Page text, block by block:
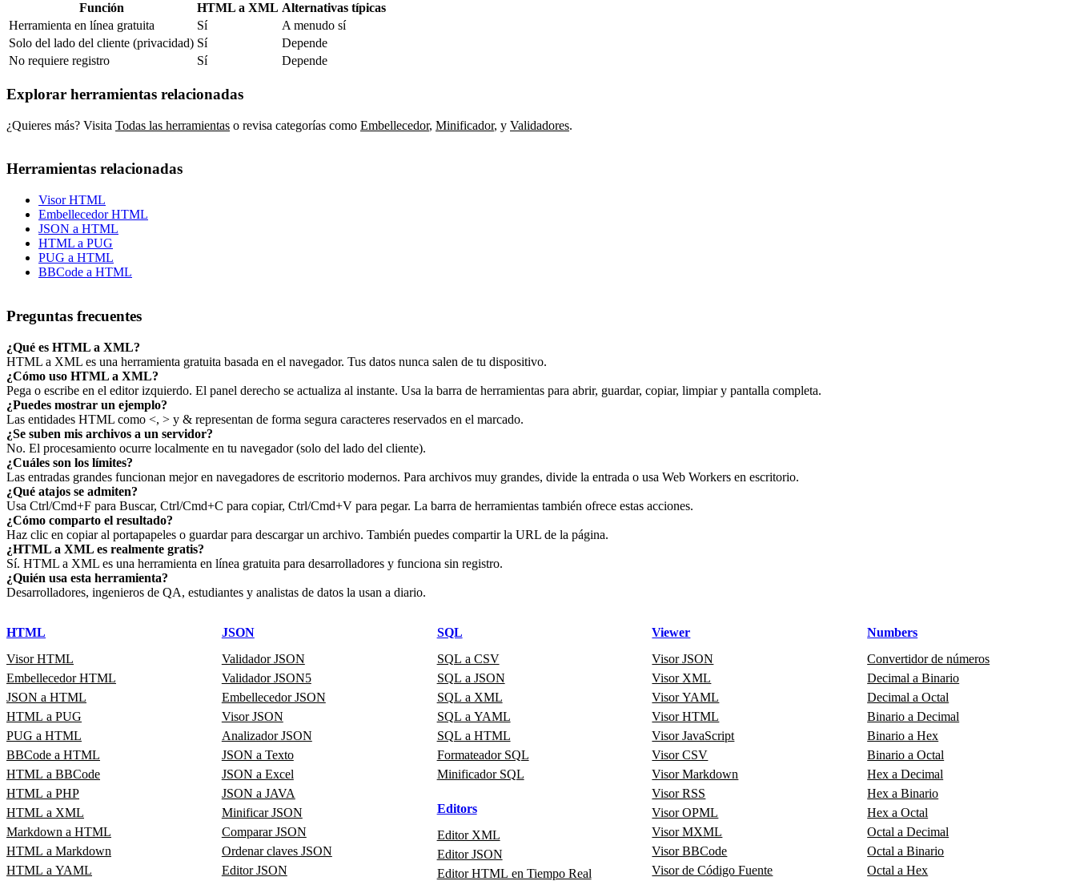
Función HTML a XML Alternativas típicas
Herramienta en línea gratuita
Sí
A menudo sí
Solo del lado del cliente (privacidad) Sí
Depende
No requiere registro
Sí Depende
Explorar herramientas relacionadas
¿Quieres más? Visita Todas las herramientas o revisa categorías como Embellecedor, Minificador, y Validadores.
Herramientas relacionadas
Visor HTML
Embellecedor HTML
JSON a HTML
HTML a PUG
PUG a HTML
BBCode a HTML
Preguntas frecuentes
¿Qué es HTML a XML?
HTML a XML es una herramienta gratuita basada en el navegador. Tus datos nunca salen de tu dispositivo.
¿Cómo uso HTML a XML?
Pega o escribe en el editor izquierdo. El panel derecho se actualiza al instante. Usa la barra de herramientas para abrir, guardar, copiar, limpiar y pantalla completa.
¿Puedes mostrar un ejemplo?
Las entidades HTML como <, > y & representan de forma segura caracteres reservados en el marcado.
¿Se suben mis archivos a un servidor?
No. El procesamiento ocurre localmente en tu navegador (solo del lado del cliente).
¿Cuáles son los límites?
Las entradas grandes funcionan mejor en navegadores de escritorio modernos. Para archivos muy grandes, divide la entrada o usa Web Workers en escritorio.
¿Qué atajos se admiten?
Usa Ctrl/Cmd+F para Buscar, Ctrl/Cmd+C para copiar, Ctrl/Cmd+V para pegar. La barra de herramientas también ofrece estas acciones.
¿Cómo comparto el resultado?
Haz clic en copiar al portapapeles o guardar para descargar un archivo. También puedes compartir la URL de la página.
¿HTML a XML es realmente gratis?
Sí. HTML a XML es una herramienta en línea gratuita para desarrolladores y funciona sin registro.
¿Quién usa esta herramienta?
Desarrolladores, ingenieros de QA, estudiantes y analistas de datos la usan a diario.
HTML
Visor HTML
Embellecedor HTML
JSON a HTML
HTML a PUG
PUG a HTML
BBCode a HTML
HTML a BBCode
HTML a PHP
HTML a XML
Markdown a HTML
HTML a Markdown
HTML a YAML
JSON
Validador JSON
Validador JSON5
Embellecedor JSON
Visor JSON
Analizador JSON
JSON a Texto
JSON a Excel
JSON a JAVA
Minificar JSON
Comparar JSON
Ordenar claves JSON
Editor JSON
SQL
SQL a CSV
SQL a JSON
SQL a XML
SQL a YAML
SQL a HTML
Formateador SQL
Minificador SQL
Editors
Editor XML
Editor JSON
Editor HTML en Tiempo Real
Viewer
Visor JSON
Visor XML
Visor YAML
Visor HTML
Visor JavaScript
Visor CSV
Visor Markdown
Visor RSS
Visor OPML
Visor MXML
Visor BBCode
Visor de Código Fuente
Numbers
Convertidor de números
Decimal a Binario
Decimal a Octal
Binario a Decimal
Binario a Hex
Binario a Octal
Hex a Decimal
Hex a Binario
Hex a Octal
Octal a Decimal
Octal a Binario
Octal a Hex